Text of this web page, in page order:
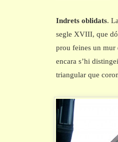
Indrets oblidats.
segle XVIII, que
prou feines un mur
encara s’hi
triangular que